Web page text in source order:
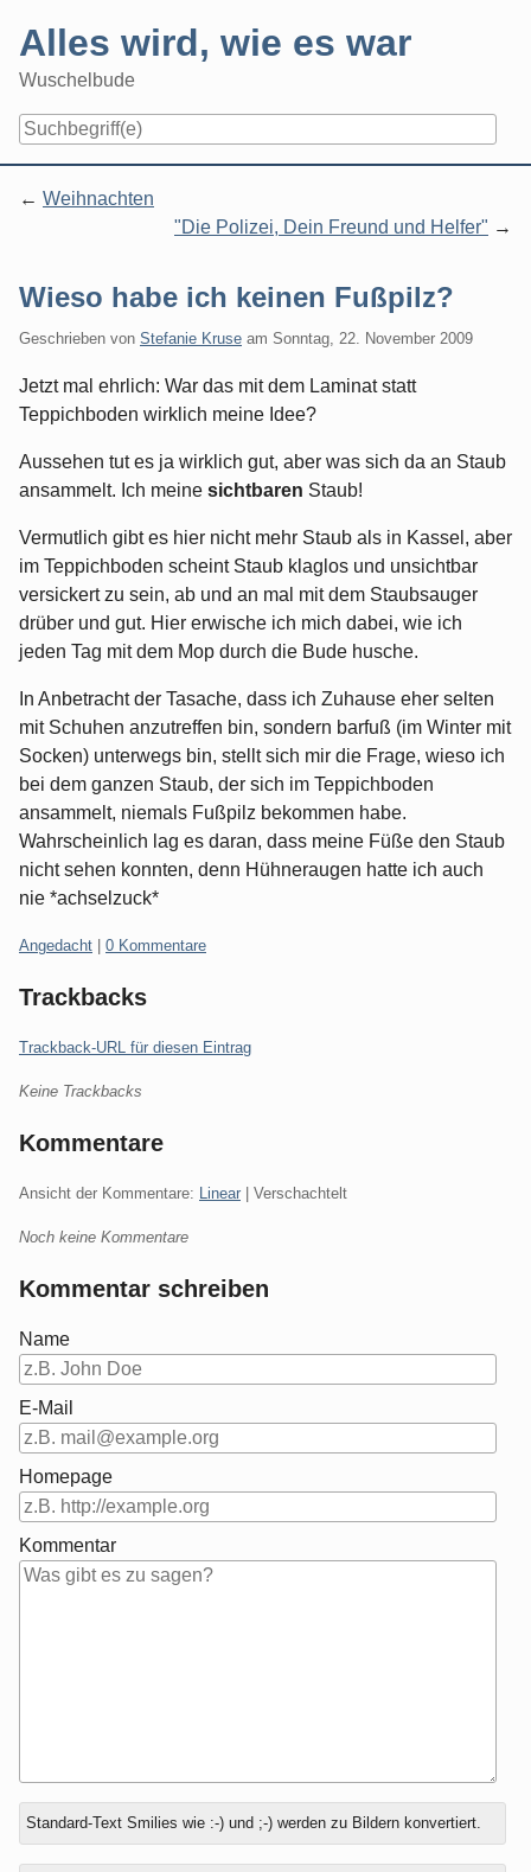
content
Alles wird, wie es war
Wuschelbude
Weihnachten
"Die Polizei, Dein Freund und Helfer"
Wieso habe ich keinen Fußpilz?
Geschrieben von Stefanie Kruse am Sonntag, 22. November 2009
Jetzt mal ehrlich: War das mit dem Laminat statt
Teppichboden wirklich meine Idee?
Aussehen tut es ja wirklich gut, aber was sich da an Staub
ansammelt. Ich meine sichtbaren Staub!
Vermutlich gibt es hier nicht mehr Staub als in Kassel, aber
im Teppichboden scheint Staub klaglos und unsichtbar
versickert zu sein, ab und an mal mit dem Staubsauger
drüber und gut. Hier erwische ich mich dabei, wie ich
jeden Tag mit dem Mop durch die Bude husche.
In Anbetracht der Tasache, dass ich Zuhause eher selten
mit Schuhen anzutreffen bin, sondern barfuß (im Winter mit
Socken) unterwegs bin, stellt sich mir die Frage, wieso ich
bei dem ganzen Staub, der sich im Teppichboden
ansammelt, niemals Fußpilz bekommen habe.
Wahrscheinlich lag es daran, dass meine Füße den Staub
nicht sehen konnten, denn Hühneraugen hatte ich auch
nie *achselzuck*
Kategorien:
Angedacht 0 Kommentare
Trackbacks
Trackback-URL für diesen Eintrag
Keine Trackbacks
Kommentare
Ansicht der Kommentare: Linear | Verschachtelt
Noch keine Kommentare
Kommentar schreiben
Name
E-Mail
Homepage
Kommentar
Antwort
zu
Standard-Text Smilies wie :-) und ;-) werden zu Bildern konvertiert.